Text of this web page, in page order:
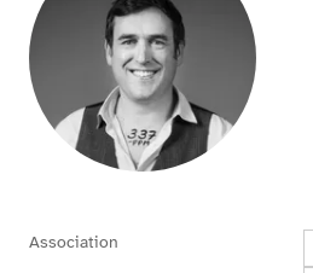
Association